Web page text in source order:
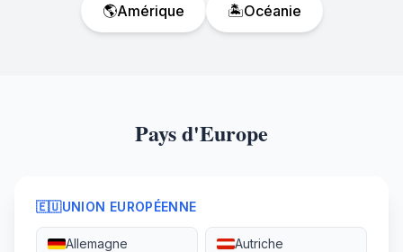
🌎Amérique 🏝️Océanie
Pays d'Europe
🇪🇺UNION EUROPÉENNE
Allemagne Autriche